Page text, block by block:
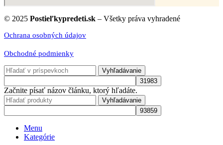
© 2025 Postieľkypredeti.sk – Všetky práva vyhradené
Ochrana osobných údajov
Obchodné podmienky
Vyhľadávanie
Začnite písať názov článku, ktorý hľadáte.
Vyhľadávanie
Menu
Kategórie